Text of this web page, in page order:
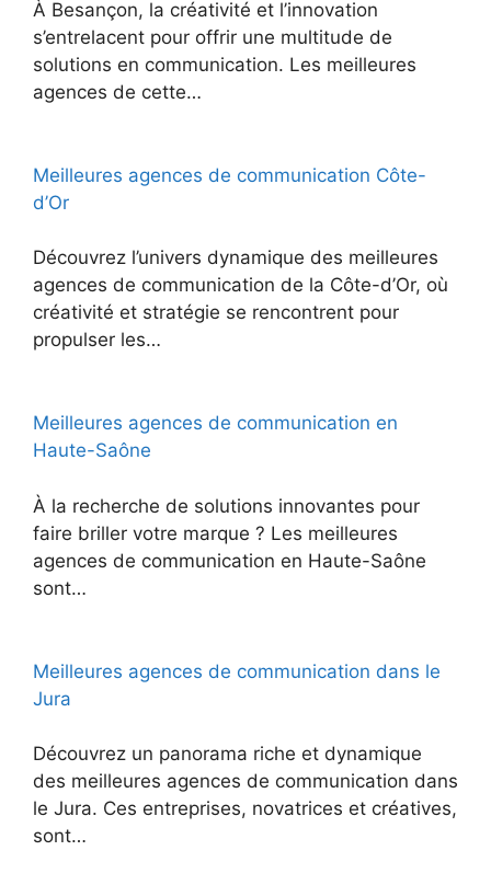
À Besançon, la créativité et l’innovation
s’entrelacent pour offrir une multitude de
solutions en communication. Les meilleures
agences de cette…
Meilleures agences de communication Côte-
d’Or
Découvrez l’univers dynamique des meilleures
agences de communication de la Côte-d’Or, où
créativité et stratégie se rencontrent pour
propulser les…
Meilleures agences de communication en
Haute-Saône
À la recherche de solutions innovantes pour
faire briller votre marque ? Les meilleures
agences de communication en Haute-Saône
sont…
Meilleures agences de communication dans le
Jura
Découvrez un panorama riche et dynamique
des meilleures agences de communication dans
le Jura. Ces entreprises, novatrices et créatives,
sont…